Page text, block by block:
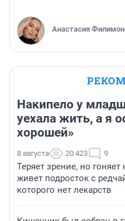
Анастасия
Накипело у
уехала жить, а я
хорошей»
8 августа 20 423 9
Теряет зрение, но
живет подросток с
которого нет лекарств